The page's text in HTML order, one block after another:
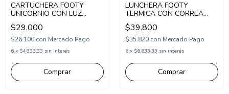
CARTUCHERA FOOTY
UNICORNIO CON LUZ
(FX63042)
$29.000
$26.100 con Mercado Pago
6 x $4.833,33 sin interés
LUNCHERA FOOTY
TERMICA CON CORREA
GAMER (FX26475)
$39.800
$35.820 con Mercado Pago
6 x $6.633,33 sin interés